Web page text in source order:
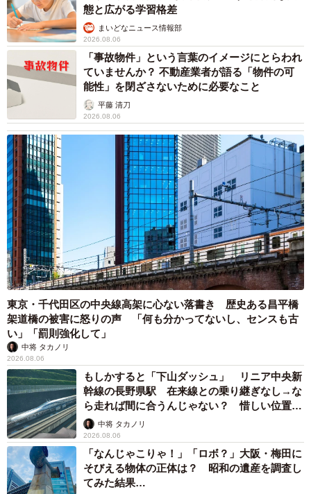
態と広がる学習格差
まいどなニュース情報部
2026.08.06
「事故物件」という言葉のイメージにとらわれ
ていませんか？ 不動産業者が語る「物件の可
能性」を閉ざさないために必要なこと
平藤 清刀
2026.08.06
東京・千代田区の中央線高架に心ない落書き 歴史ある昌平橋
架道橋の被害に怒りの声 「何も分かってないし、センスも古
い」「罰則強化して」
中将 タカノリ
2026.08.06
もしかすると「下山ダッシュ」 リニア中央新
幹線の長野県駅 在来線との乗り継ぎなし→な
ら走れば間に合うんじゃない？ 惜しい位置関
係が反響
中将 タカノリ
2026.08.06
「なんじゃこりゃ！」「ロボ？」大阪・梅田に
そびえる物体の正体は？ 昭和の遺産を調査し
てみた結果…